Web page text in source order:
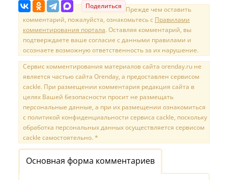
Поделиться Прежде чем оставить
комментарий, пожалуйста, ознакомьтесь с Правилами
комментирования портала. Оставляя комментарий, вы
подтверждаете ваше согласие с данными правилами и
осознаете возможную ответственность за их нарушение.
Сервис комментирования материалов сайта orenday.ru не
является частью сайта Orenday, а предоставлен сервисом
cackle. При размещении комментария редакция сайта в
целях Вашей безопасности просит не размещать
персональные данные, а при их размещении ознакомиться
с политикой конфиденциальности сервиса cackle, поскольку
обработка персональных данных осуществляется сервисом
cackle самостоятельно. *
Основная форма комментариев